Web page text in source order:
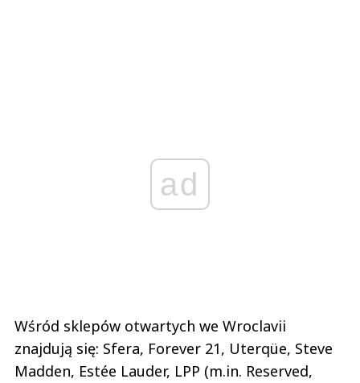
ad
Wśród sklepów otwartych we Wroclavii
znajdują się: Sfera, Forever 21, Uterqüe, Steve
Madden, Estée Lauder, LPP (m.in. Reserved,